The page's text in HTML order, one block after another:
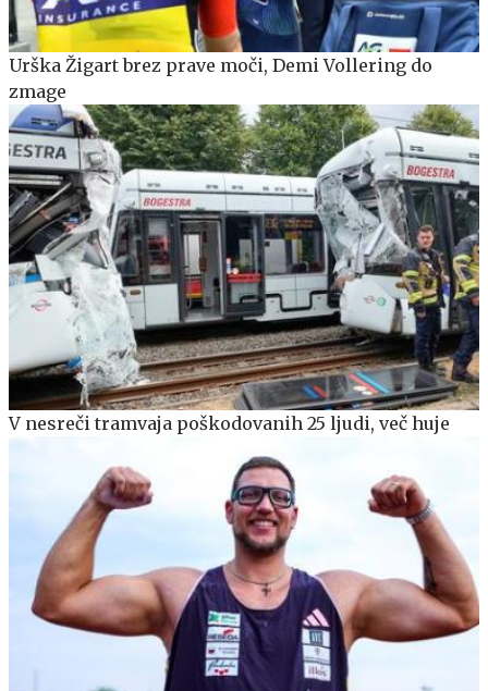
Urška Žigart brez prave moči, Demi Vollering do
zmage
V nesreči tramvaja poškodovanih 25 ljudi, več huje